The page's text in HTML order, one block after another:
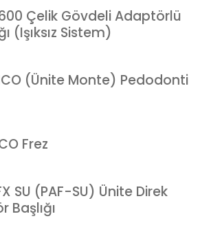
Çelik Gövdeli Adaptörlü
(Işıksız Sistem)
(Ünite Monte) Pedodonti
Frez
SU (PAF-SU) Ünite Direk
Başlığı